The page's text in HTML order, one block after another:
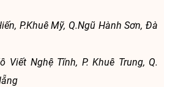
P.Khuê Mỹ, Q.Ngũ Hành Sơn, Đà
Viết Nghệ Tĩnh, P. Khuê Trung, Q.